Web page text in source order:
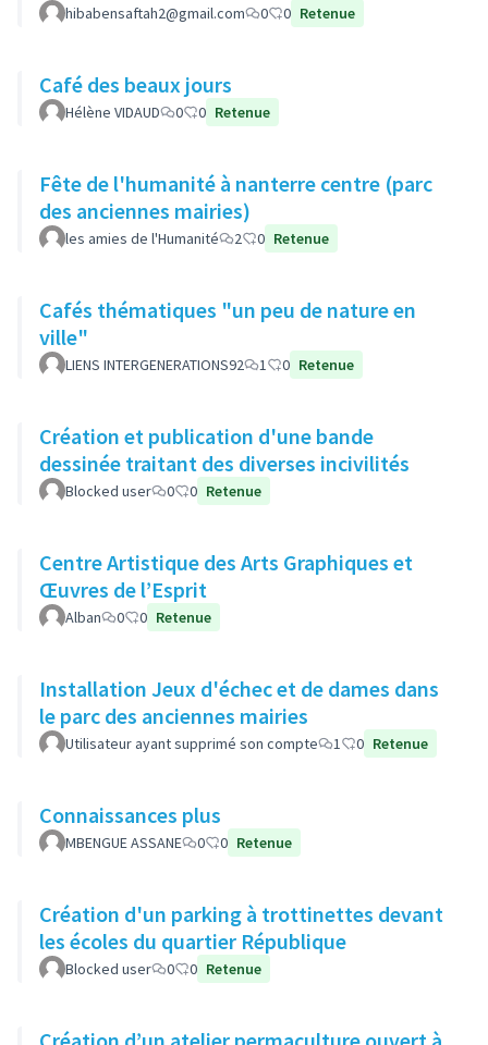
hibabensaftah2@gmail.com 0 0 Retenue
Café des beaux jours
Hélène VIDAUD 0 0 Retenue
Fête de l'humanité à nanterre centre (parc
des anciennes mairies)
les amies de l'Humanité 2 0 Retenue
Cafés thématiques "un peu de nature en
ville"
LIENS INTERGENERATIONS92 1 0 Retenue
Création et publication d'une bande
dessinée traitant des diverses incivilités
Blocked user 0 0 Retenue
Centre Artistique des Arts Graphiques et
Œuvres de l’Esprit
Alban 0 0 Retenue
Installation Jeux d'échec et de dames dans
le parc des anciennes mairies
Utilisateur ayant supprimé son compte 1 0 Retenue
Connaissances plus
MBENGUE ASSANE 0 0 Retenue
Création d'un parking à trottinettes devant
les écoles du quartier République
Blocked user 0 0 Retenue